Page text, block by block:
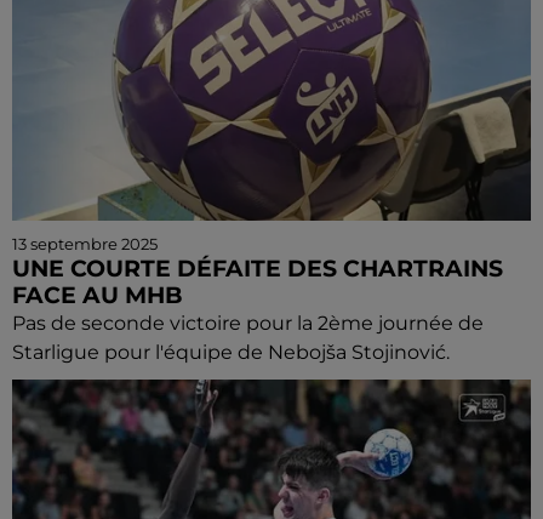
13 septembre 2025
UNE COURTE DÉFAITE DES CHARTRAINS
FACE AU MHB
Pas de seconde victoire pour la 2ème journée de
Starligue pour l'équipe de Nebojša Stojinović.